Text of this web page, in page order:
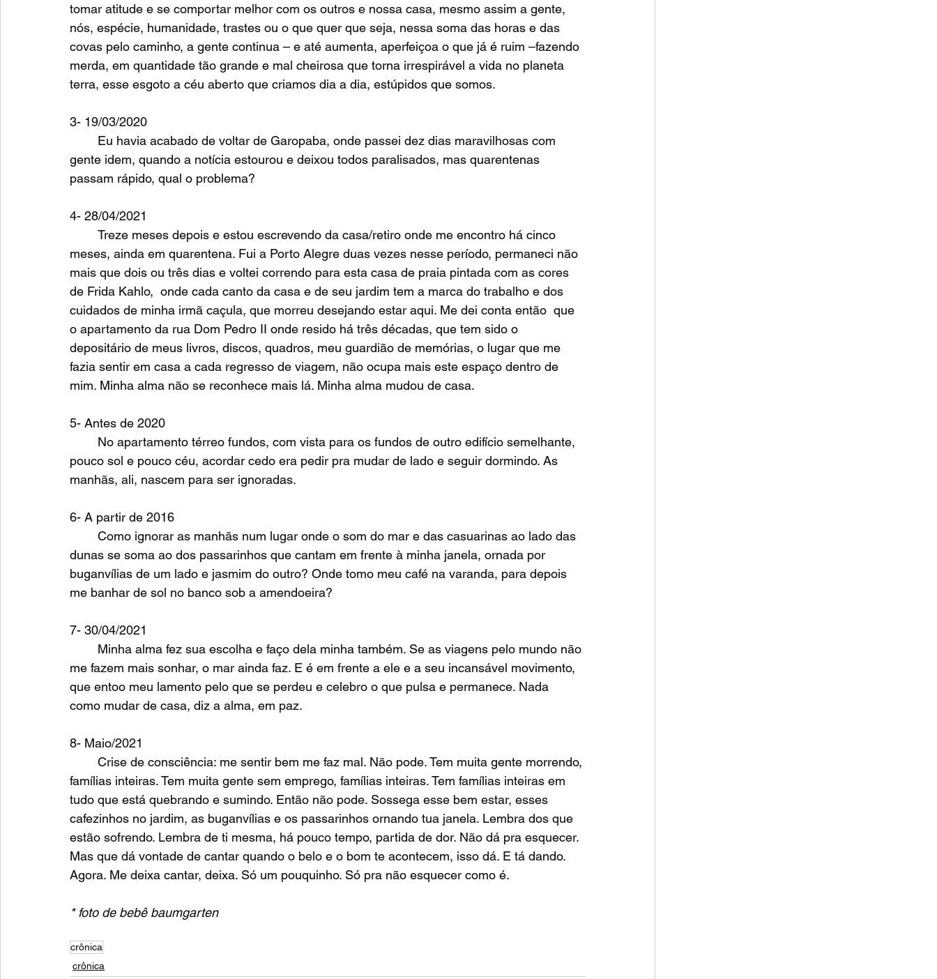
tomar atitude e se comportar melhor com os outros e nossa casa, mesmo assim a gente,
nós, espécie, humanidade, trastes ou o que quer que seja, nessa soma das horas e das
covas pelo caminho, a gente continua – e até aumenta, aperfeiçoa o que já é ruim –fazendo
merda, em quantidade tão grande e mal cheirosa que torna irrespirável a vida no planeta
terra, esse esgoto a céu aberto que criamos dia a dia, estúpidos que somos.
3- 19/03/2020
gente idem, quando a notícia estourou e deixou todos paralisados, mas quarentenas
passam rápido, qual o problema?
4- 28/04/2021
meses, ainda em quarentena. Fui a Porto Alegre duas vezes nesse período, permaneci não
mais que dois ou três dias e voltei correndo para esta casa de praia pintada com as cores
de Frida Kahlo,  onde cada canto da casa e de seu jardim tem a marca do trabalho e dos
cuidados de minha irmã caçula, que morreu desejando estar aqui. Me dei conta então  que
o apartamento da rua Dom Pedro II onde resido há três décadas, que tem sido o
depositário de meus livros, discos, quadros, meu guardião de memórias, o lugar que me
fazia sentir em casa a cada regresso de viagem, não ocupa mais este espaço dentro de
mim. Minha alma não se reconhece mais lá. Minha alma mudou de casa.
5- Antes de 2020
pouco sol e pouco céu, acordar cedo era pedir pra mudar de lado e seguir dormindo. As
manhãs, ali, nascem para ser ignoradas.
6- A partir de 2016
dunas se soma ao dos passarinhos que cantam em frente à minha janela, ornada por
buganvílias de um lado e jasmim do outro? Onde tomo meu café na varanda, para depois
me banhar de sol no banco sob a amendoeira?
7- 30/04/2021
me fazem mais sonhar, o mar ainda faz. E é em frente a ele e a seu incansável movimento,
que entoo meu lamento pelo que se perdeu e celebro o que pulsa e permanece. Nada
como mudar de casa, diz a alma, em paz.
8- Maio/2021
famílias inteiras. Tem muita gente sem emprego, famílias inteiras. Tem famílias inteiras em
tudo que está quebrando e sumindo. Então não pode. Sossega esse bem estar, esses
cafezinhos no jardim, as buganvílias e os passarinhos ornando tua janela. Lembra dos que
estão sofrendo. Lembra de ti mesma, há pouco tempo, partida de dor. Não dá pra esquecer.
Mas que dá vontade de cantar quando o belo e o bom te acontecem, isso dá. E tá dando.
Agora. Me deixa cantar, deixa. Só um pouquinho. Só pra não esquecer como é.
* foto de bebê baumgarten
crônica
crônica